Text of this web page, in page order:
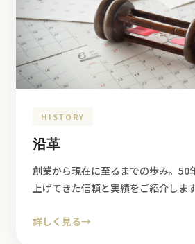
HISTORY
沿革
創業から現在に至るまでの歩み。50
上げてきた信頼と実績をご紹介します
詳しく見る→